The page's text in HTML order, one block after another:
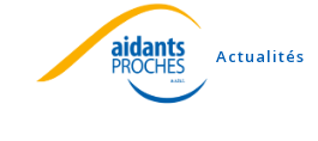
Actualités